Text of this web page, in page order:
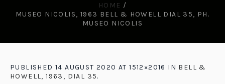
HOME /
MUSEO NICOLIS, 1963 BELL & HOWELL DIAL 35, PH.
MUSEO NICOLIS
PUBLISHED 14 AUGUST 2020 AT 1512×2016 IN BELL &
HOWELL, 1963, DIAL 35.